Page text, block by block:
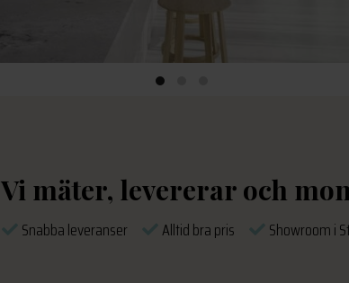
Vi mäter, levererar och
Snabba leveranser Alltid bra pris Showroom i